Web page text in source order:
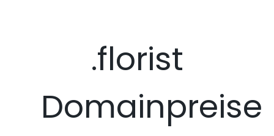
.florist
Domainpreise